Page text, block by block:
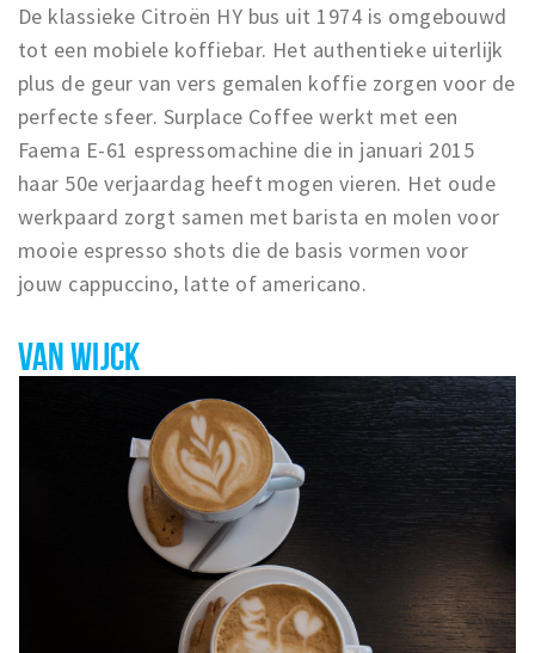
De klassieke Citroën HY bus uit 1974 is omgebouwd
tot een mobiele koffiebar. Het authentieke uiterlijk
plus de geur van vers gemalen koffie zorgen voor de
perfecte sfeer. Surplace Coffee werkt met een
Faema E-61 espressomachine die in januari 2015
haar 50e verjaardag heeft mogen vieren. Het oude
werkpaard zorgt samen met barista en molen voor
mooie espresso shots die de basis vormen voor
jouw cappuccino, latte of americano.
VAN WIJCK